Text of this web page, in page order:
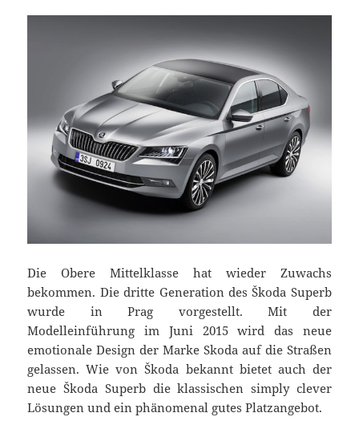
Die Obere Mittelklasse hat wieder Zuwachs
bekommen. Die dritte Generation des Škoda Superb
wurde in Prag vorgestellt. Mit der
Modelleinführung im Juni 2015 wird das neue
emotionale Design der Marke Skoda auf die Straßen
gelassen. Wie von Škoda bekannt bietet auch der
neue Škoda Superb die klassischen simply clever
Lösungen und ein phänomenal gutes Platzangebot.